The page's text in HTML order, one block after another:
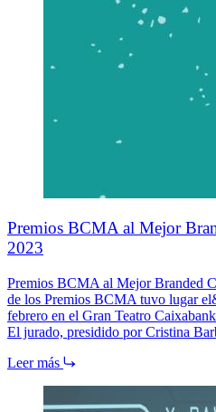
Premios BCMA al Mejor
2023
Premios BCMA al Mejor Branded
de los Premios BCMA tuvo lugar
febrero en el Gran Teatro
El jurado, presidido por Cristina
Leer más